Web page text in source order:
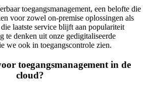
toegangsmanagement, een belofte die
voor zowel on-premise oplossingen als
laatste service blijft aan populariteit
te denken uit onze gedigitaliseerde
we ook in toegangscontrole zien.
toegangsmanagement in de
cloud?